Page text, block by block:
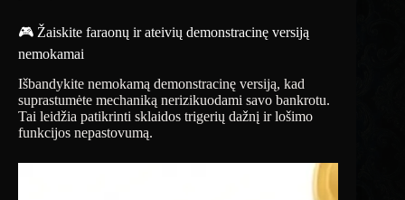
🎮 Žaiskite faraonų ir ateivių demonstracinę versiją
nemokamai
Išbandykite nemokamą demonstracinę versiją, kad
suprastumėte mechaniką nerizikuodami savo bankrotu.
Tai leidžia patikrinti sklaidos trigerių dažnį ir lošimo
funkcijos nepastovumą.